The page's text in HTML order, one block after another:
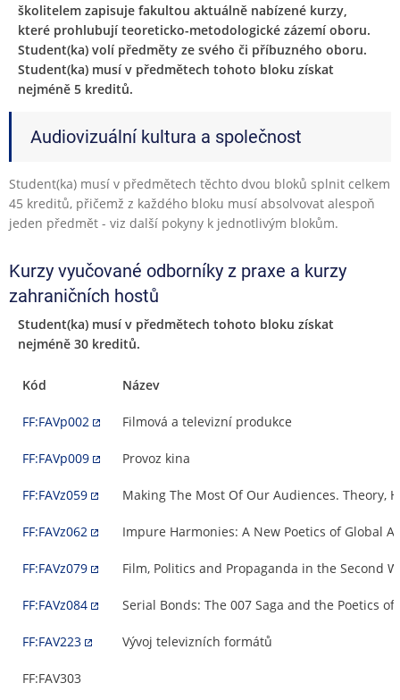
školitelem zapisuje fakultou aktuálně nabízené kurzy,
které prohlubují teoreticko-metodologické zázemí oboru.
Student(ka) volí předměty ze svého či příbuzného oboru.
Student(ka) musí v předmětech tohoto bloku získat
nejméně 5 kreditů.
Audiovizuální kultura a společnost
Student(ka) musí v předmětech těchto dvou bloků splnit celkem
45 kreditů, přičemž z každého bloku musí absolvovat alespoň
jeden předmět - viz další pokyny k jednotlivým blokům.
Kurzy vyučované odborníky z praxe a kurzy
zahraničních hostů
Student(ka) musí v předmětech tohoto bloku získat
nejméně 30 kreditů.
Kód Název
FF:FAVp002 Filmová a televizní produkce
FF:FAVp009 Provoz kina
FF:FAVz059 Making The Most Of Our Audiences. Theory,
FF:FAVz062 Impure Harmonies: A New Poetics of Global
FF:FAVz079 Film, Politics and Propaganda in the Second
FF:FAVz084 Serial Bonds: The 007 Saga and the Poetics
FF:FAV223 Vývoj televizních formátů
FF:FAV303